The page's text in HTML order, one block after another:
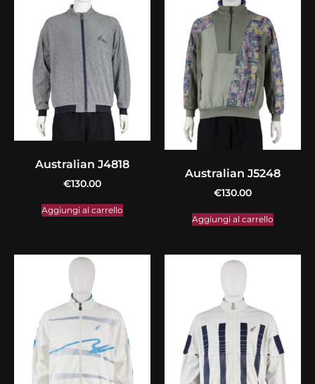
Australian J4818
€130.00
Aggiungi al carrello
Australian J5248
€130.00
Aggiungi al carrello